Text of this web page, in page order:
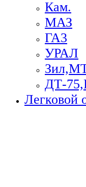
Кам.
МАЗ
ГА3
УРАЛ
ДТ-
Легковой